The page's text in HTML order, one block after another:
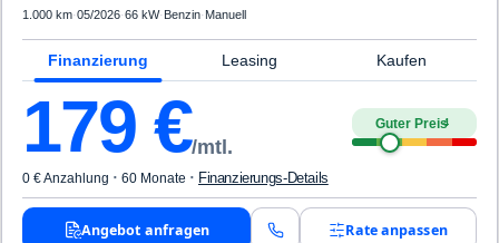
1.000 km·05/2026·66 kW· Benzin· Manuell
Finanzierung Leasing Kaufen
179 €/mtl.
Guter Preis4
0 € Anzahlung · 60 Monate · Finanzierungs-Details
Angebot anfragen Rate anpassen